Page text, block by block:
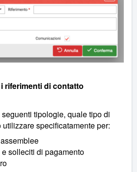
riferimenti di contatto
tipologie, quale tipo di
specificatamente per:
solleciti di pagamento